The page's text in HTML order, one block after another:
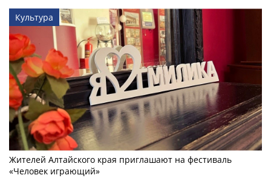
Культура
Жителей Алтайского края приглашают на фестиваль
«Человек играющий»